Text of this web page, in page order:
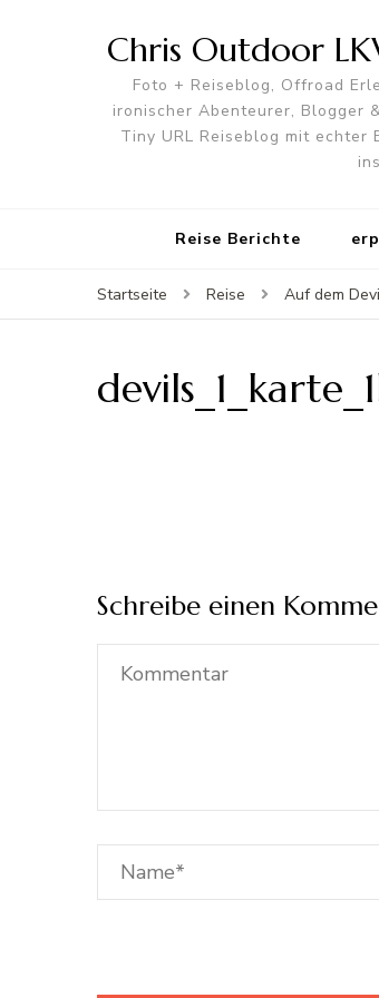
Chris Outdoor
Foto + Reiseblog, Offroad
ironischer Abenteurer, Blogger
Tiny URL Reiseblog mit
Reise Berichte
Startseite Reise Auf dem
Schreibe einen